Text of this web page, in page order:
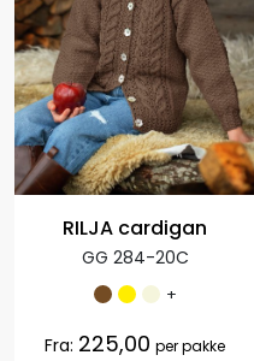
RILJA cardigan
GG 284-20C
+
Fra: 225,00 per pakke